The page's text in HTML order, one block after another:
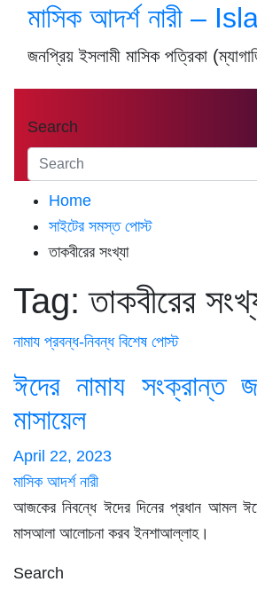
মাসিক আদর্শ নারী –
জনপ্রিয় ইসলামী মাসিক পত্রিকা
Search
Home
সাইটের সমস্ত পোস্ট
তাকবীরের সংখ্যা
Tag:তাকবীরের
নামায প্রবন্ধ-নিবন্ধ বিশেষ পোস্ট
ঈদের নামায সংক্রান্ত
মাসায়েল
April 22, 2023
মাসিক আদর্শ নারী
আজকের নিবন্ধে ঈদের দিনের প্রধান আমল
মাসআলা আলোচনা করব ইনশাআল্লাহ।
Search